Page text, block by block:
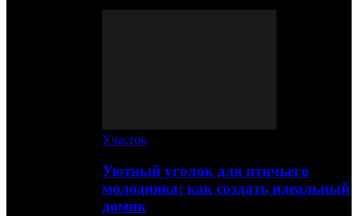
Участок
Уютный уголок для птичьего
молодняка: как создать идеальный
домик